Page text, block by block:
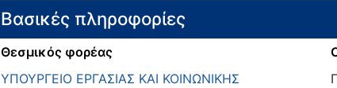
Βασικές πληροφορίες
Θεσμικός φορέας
ΥΠΟΥΡΓΕΙΟ ΕΡΓΑΣΙΑΣ ΚΑΙ ΚΟΙΝΩΝΙΚΗΣ